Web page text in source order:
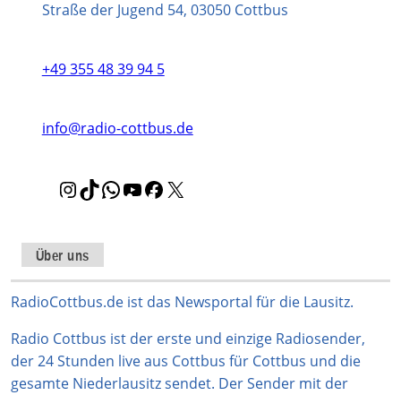
Straße der Jugend 54, 03050 Cottbus
+49 355 48 39 94 5
info@radio-cottbus.de
I
t
a
g
a
m
T
o
k
W
s
A
p
Y
u
b
F
b
o
k
Über uns
RadioCottbus.de ist das Newsportal für die Lausitz.
Radio Cottbus ist der erste und einzige Radiosender,
der 24 Stunden live aus Cottbus für Cottbus und die
gesamte Niederlausitz sendet. Der Sender mit der